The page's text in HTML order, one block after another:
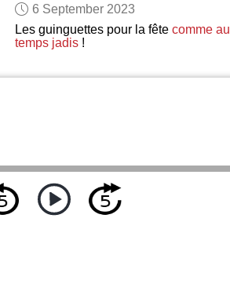
6 September 2023
Les guinguettes pour la fête comme au
temps jadis!